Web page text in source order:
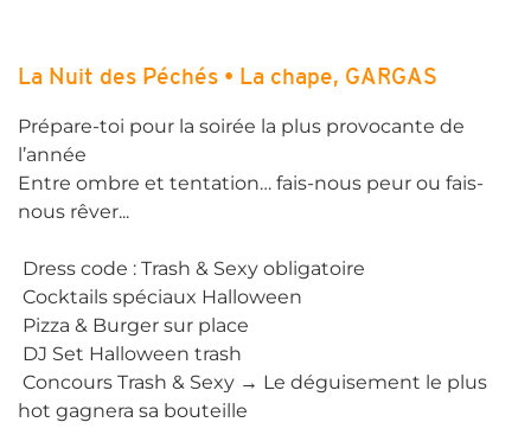
La Nuit des Péchés • La chape, GARGAS
Prépare-toi pour la soirée la plus provocante de
l’année
Entre ombre et tentation… fais-nous peur ou fais-
nous rêver...
Dress code : Trash & Sexy obligatoire
Cocktails spéciaux Halloween
Pizza & Burger sur place
DJ Set Halloween trash
Concours Trash & Sexy → Le déguisement le plus
hot gagnera sa bouteille